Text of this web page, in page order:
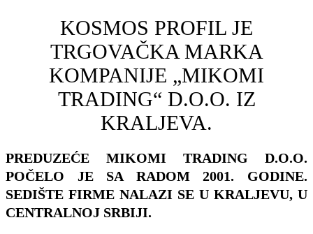
KOSMOS PROFIL JE
TRGOVAČKA MARKA
KOMPANIJE „MIKOMI
TRADING“ D.O.O. IZ
KRALJEVA.
PREDUZEĆE MIKOMI TRADING D.O.O.
POČELO JE SA RADOM 2001. GODINE.
SEDIŠTE FIRME NALAZI SE U KRALJEVU, U
CENTRALNOJ SRBIJI.